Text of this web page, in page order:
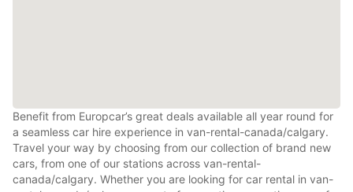
Benefit from Europcar’s great deals available all year round for
a seamless car hire experience in van-rental-canada/calgary.
Travel your way by choosing from our collection of brand new
cars, from one of our stations across van-rental-
canada/calgary. Whether you are looking for car rental in van-